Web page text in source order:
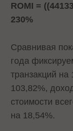
ROMI =
230%
Сравнивая
года
транзакций на
103,82%,
стоимости
на 18,54%.